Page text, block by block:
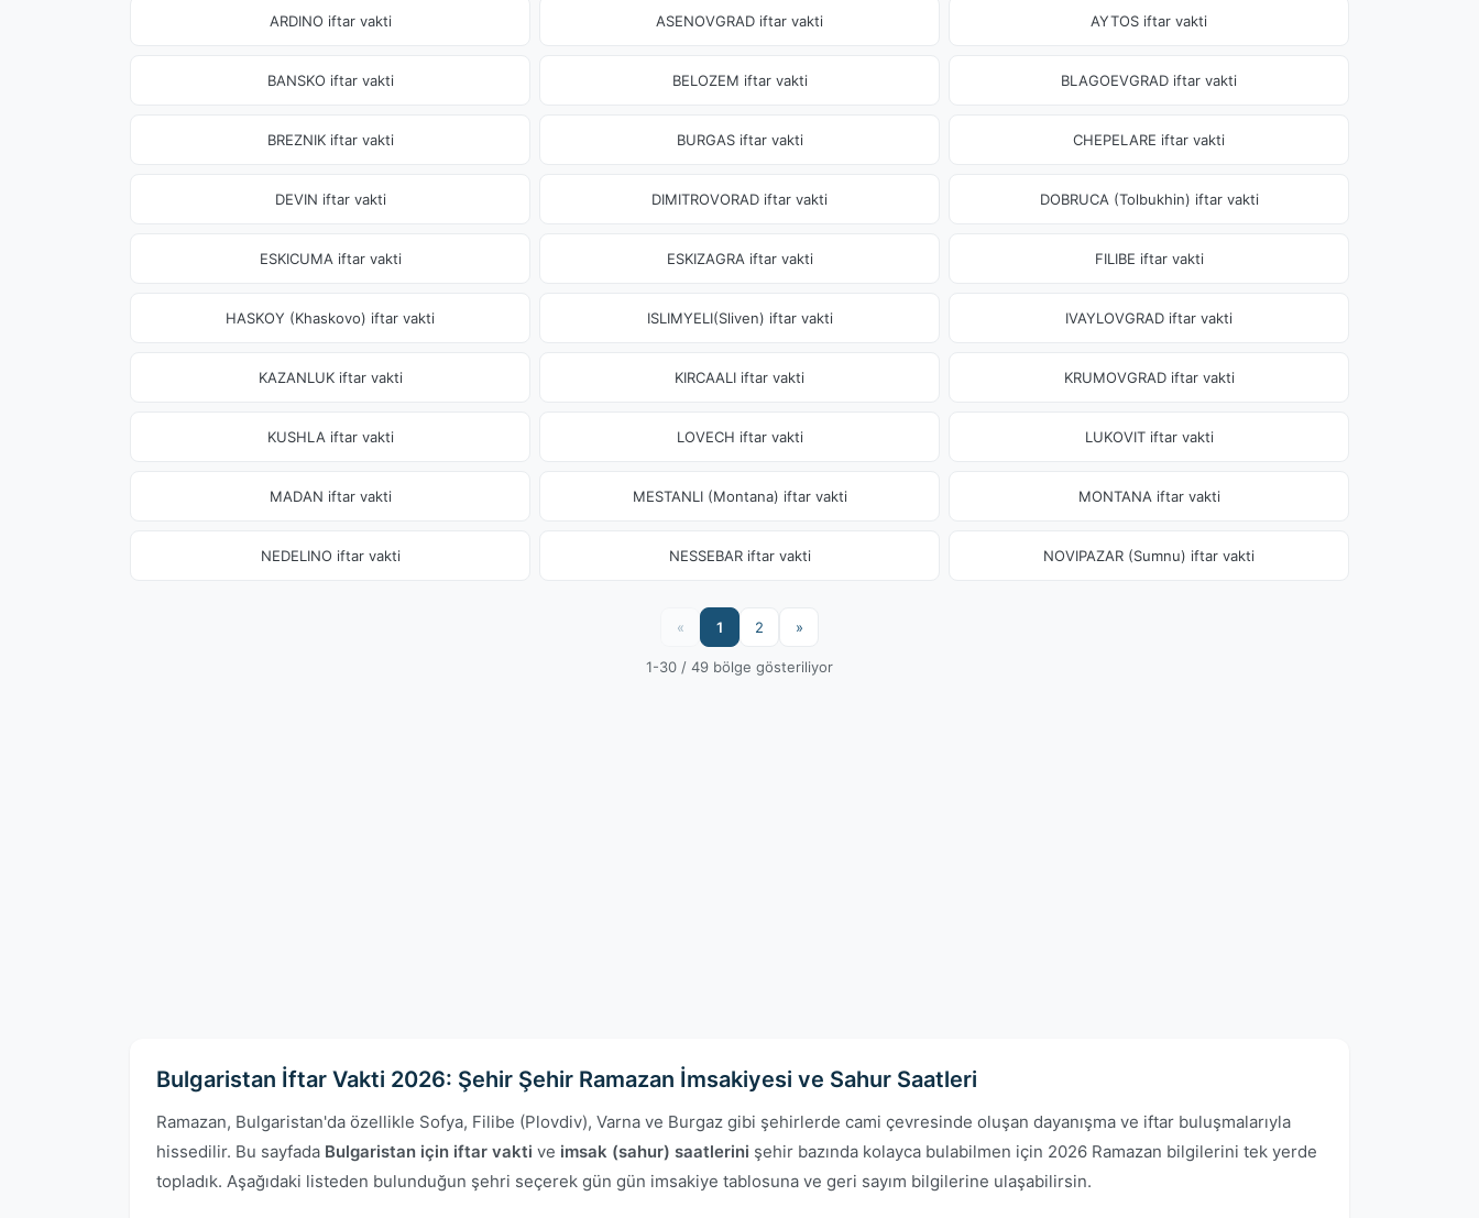
ARDINO iftar vakti ASENOVGRAD iftar vakti AYTOS iftar vakti
BANSKO iftar vakti BELOZEM iftar vakti BLAGOEVGRAD iftar vakti
BREZNIK iftar vakti BURGAS iftar vakti CHEPELARE iftar vakti
DEVIN iftar vakti DIMITROVORAD iftar vakti DOBRUCA (Tolbukhin) iftar vakti
ESKICUMA iftar vakti ESKIZAGRA iftar vakti FILIBE iftar vakti
HASKOY (Khaskovo) iftar vakti ISLIMYELI(Sliven) iftar vakti IVAYLOVGRAD iftar vakti
KAZANLUK iftar vakti KIRCAALI iftar vakti KRUMOVGRAD iftar vakti
KUSHLA iftar vakti LOVECH iftar vakti LUKOVIT iftar vakti
MADAN iftar vakti MESTANLI (Montana) iftar vakti MONTANA iftar vakti
NEDELINO iftar vakti NESSEBAR iftar vakti NOVIPAZAR (Sumnu) iftar vakti
« 1 2 »
1-30 / 49 bölge gösteriliyor
Bulgaristan İftar Vakti 2026: Şehir Şehir Ramazan İmsakiyesi ve Sahur Saatleri
Ramazan, Bulgaristan'da özellikle Sofya, Filibe (Plovdiv), Varna ve Burgaz gibi şehirlerde cami çevresinde oluşan dayanışma ve iftar buluşmalarıyla
hissedilir. Bu sayfada Bulgaristan için iftar vakti ve imsak (sahur) saatlerini şehir bazında kolayca bulabilmen için 2026 Ramazan bilgilerini tek yerde
topladık. Aşağıdaki listeden bulunduğun şehri seçerek gün gün imsakiye tablosuna ve geri sayım bilgilerine ulaşabilirsin.